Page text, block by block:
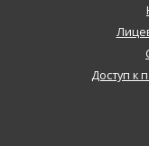
Доступ к